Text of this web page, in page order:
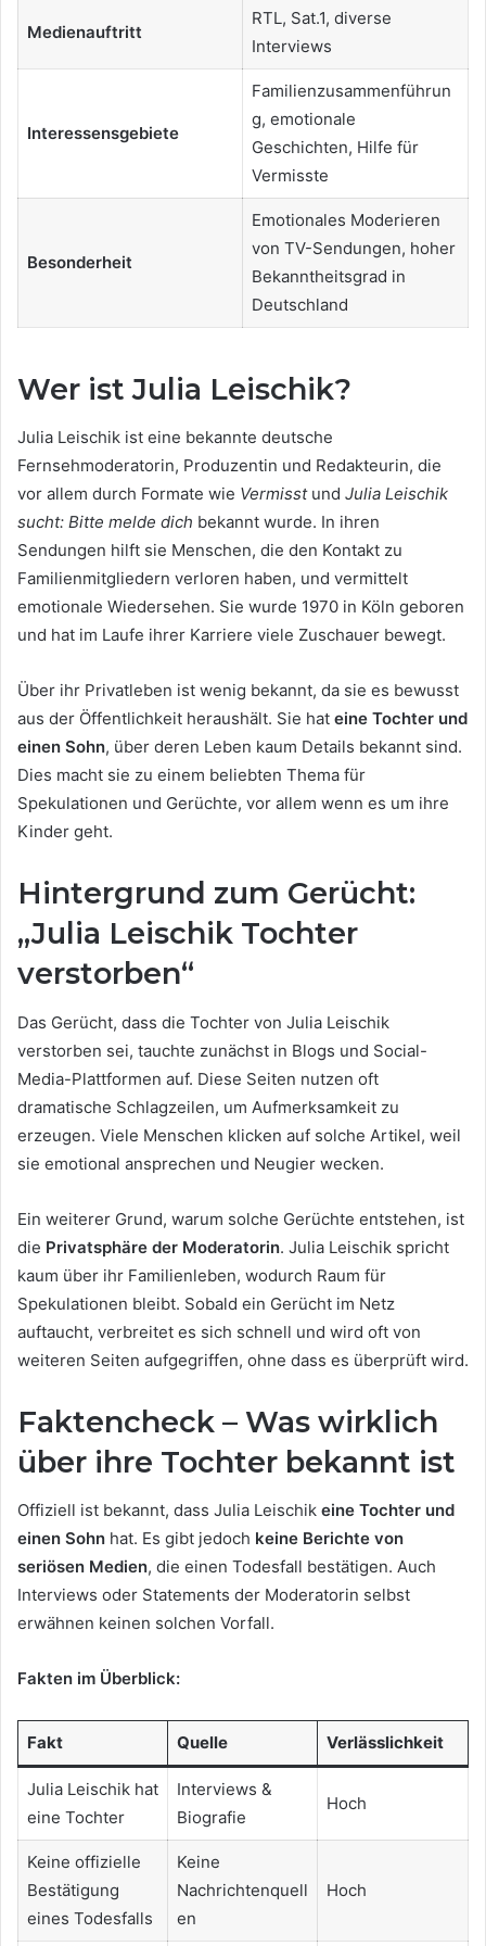
Medienauftritt
RTL, Sat.1, diverse
Interviews
Interessensgebiete
Familienzusammenführun
g, emotionale
Geschichten, Hilfe für
Vermisste
Besonderheit
Emotionales Moderieren
von TV-Sendungen, hoher
Bekanntheitsgrad in
Deutschland
Wer ist Julia Leischik?
Julia Leischik ist eine bekannte deutsche
Fernsehmoderatorin, Produzentin und Redakteurin, die
vor allem durch Formate wie Vermisstund Julia Leischik
sucht: Bitte melde dich bekannt wurde. In ihren
Sendungen hilft sie Menschen, die den Kontakt zu
Familienmitgliedern verloren haben, und vermittelt
emotionale Wiedersehen. Sie wurde 1970 in Köln geboren
und hat im Laufe ihrer Karriere viele Zuschauer bewegt.
Über ihr Privatleben ist wenig bekannt, da sie es bewusst
aus der Öffentlichkeit heraushält. Sie hat eine Tochter und
einen Sohn, über deren Leben kaum Details bekannt sind.
Dies macht sie zu einem beliebten Thema für
Spekulationen und Gerüchte, vor allem wenn es um ihre
Kinder geht.
Hintergrund zum Gerücht:
„Julia Leischik Tochter
verstorben“
Das Gerücht, dass die Tochter von Julia Leischik
verstorben sei, tauchte zunächst in Blogs und Social-
Media-Plattformen auf. Diese Seiten nutzen oft
dramatische Schlagzeilen, um Aufmerksamkeit zu
erzeugen. Viele Menschen klicken auf solche Artikel, weil
sie emotional ansprechen und Neugier wecken.
Ein weiterer Grund, warum solche Gerüchte entstehen, ist
die Privatsphäre der Moderatorin. Julia Leischik spricht
kaum über ihr Familienleben, wodurch Raum für
Spekulationen bleibt. Sobald ein Gerücht im Netz
auftaucht, verbreitet es sich schnell und wird oft von
weiteren Seiten aufgegriffen, ohne dass es überprüft wird.
Faktencheck – Was wirklich
über ihre Tochter bekannt ist
Offiziell ist bekannt, dass Julia Leischik eine Tochter und
einen Sohn hat. Es gibt jedoch keine Berichte von
seriösen Medien, die einen Todesfall bestätigen. Auch
Interviews oder Statements der Moderatorin selbst
erwähnen keinen solchen Vorfall.
Fakten im Überblick:
Fakt Quelle Verlässlichkeit
Julia Leischik hat
eine Tochter
Interviews &
Biografie
Hoch
Keine offizielle
Bestätigung
eines Todesfalls
Keine
Nachrichtenquell
en
Hoch